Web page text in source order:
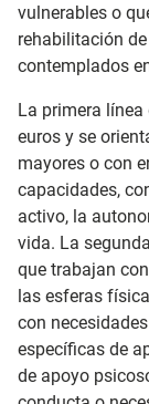
vulnerables o
rehabilitación
contemplados
La primera
euros y se
mayores o con
capacidades,
activo, la
vida. La
que trabajan
las esferas
con
específicas de
de apoyo